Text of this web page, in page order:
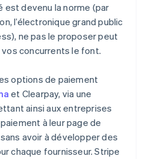
devenu la norme (par
l’électronique grand public
ne pas le proposer peut
concurrents le font.
options de paiement
et Clearpay, via une
ainsi aux entreprises
à leur page de
avoir à développer des
chaque fournisseur. Stripe